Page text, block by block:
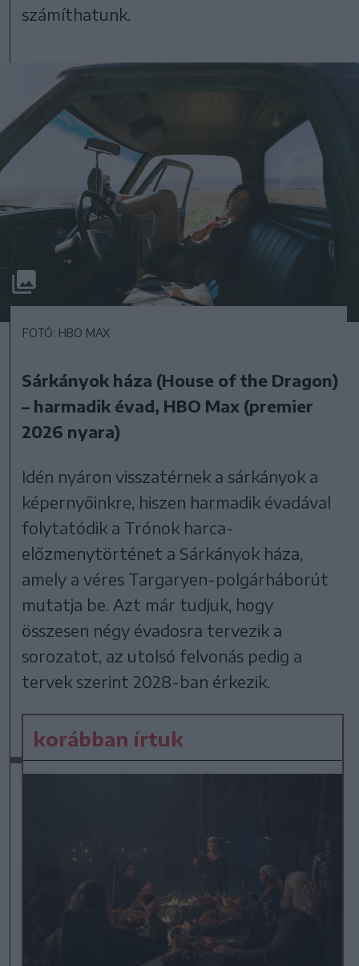
számíthatunk.
FOTÓ: HBO MAX
Sárkányok háza (House of the Dragon)
– harmadik évad, HBO Max (premier
2026 nyara)
Idén nyáron visszatérnek a sárkányok a
képernyőinkre, hiszen harmadik évadával
folytatódik a Trónok harca-
előzmenytörténet a Sárkányok háza,
amely a véres Targaryen-polgárháborút
mutatja be. Azt már tudjuk, hogy
összesen négy évadosra tervezik a
sorozatot, az utolsó felvonás pedig a
tervek szerint 2028-ban érkezik.
korábban írtuk